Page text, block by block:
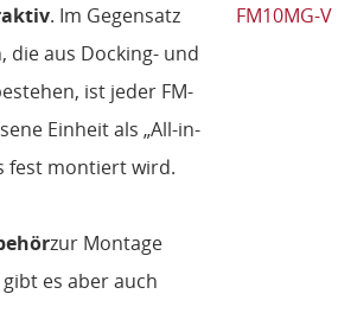
. Im Gegensatz
die aus Docking- und
ist jeder FM-
Einheit als „All-in-
fest montiert wird.
zur Montage
es aber auch